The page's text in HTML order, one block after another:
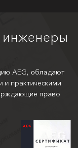
AEG, обладают
и практическими
право